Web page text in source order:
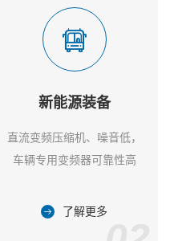
新能源装备
直流变频压缩机、噪音低，
车辆专用变频器可靠性高
了解更多